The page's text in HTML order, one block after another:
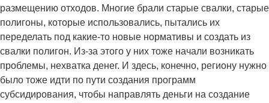
размещению отходов. Многие брали старые свалки, старые
полигоны, которые использовались, пытались их
переделать под какие-то новые нормативы и создать из
свалки полигон. Из-за этого у них тоже начали возникать
проблемы, нехватка денег. И здесь, конечно, региону нужно
было тоже идти по пути создания программ
субсидирования, чтобы направлять деньги на создание